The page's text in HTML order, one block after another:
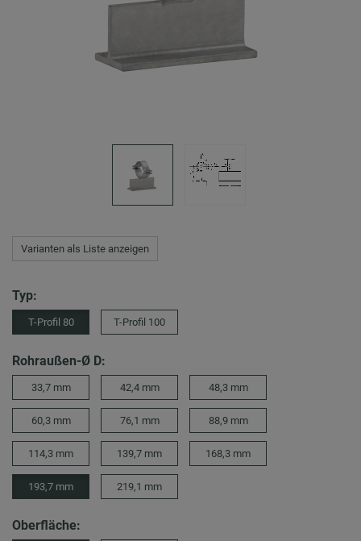
Varianten als Liste anzeigen
Typ:
T-Profil 80 T-Profil 100
Rohraußen-Ø D:
33,7 mm 42,4 mm 48,3 mm
60,3 mm 76,1 mm 88,9 mm
114,3 mm 139,7 mm 168,3 mm
193,7 mm 219,1 mm
Oberfläche: